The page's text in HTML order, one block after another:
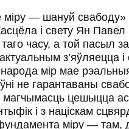
— шануй свабоду»
і свету Ян Павел
часу, а той пасыл
з’яўляецца і
мір мае
не гарантаваны
цешыцца
і з націскам
міру — там,